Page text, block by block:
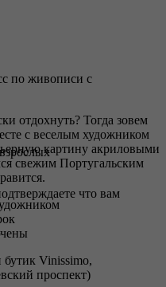
по живописи с
отдохнуть? Тогда зовем
с веселым художником
картину акриловыми
свежим Португальским
Vinissimo,
проспект)
что вам